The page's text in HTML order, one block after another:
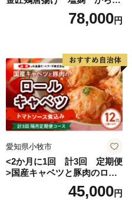
78,000円
愛知県小牧市
<2か月に1回 計3回 定期便
>国産キャベツと豚肉のロー
ルキャベツ（6P入り）
45,000円